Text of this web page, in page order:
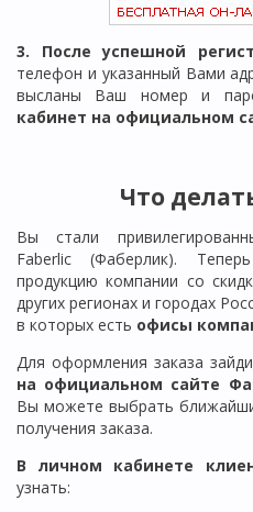
3. После успешной
телефон и указанный Вами
высланы Ваш номер и
кабинет на официальном
Что
Вы стали
Faberlic (Фаберлик).
продукцию компании со
других регионах и городах
в которых есть офисы
Для оформления заказа
на официальном сайте
Вы можете выбрать
получения заказа.
В личном кабинете
узнать: